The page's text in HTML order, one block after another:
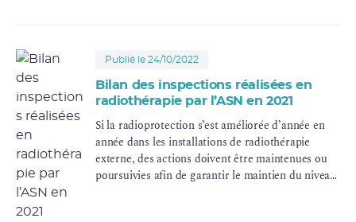
Publié le 24/10/2022
Bilan des inspections réalisées en
radiothérapie par l’ASN en 2021
Si la radioprotection s’est améliorée d’année en
année dans les installations de radiothérapie
externe, des actions doivent être maintenues ou
poursuivies afin de garantir le maintien du niveau